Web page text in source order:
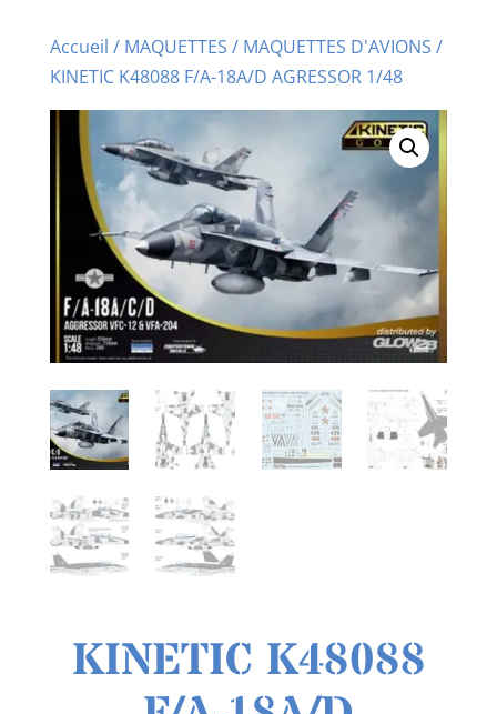
Accueil / MAQUETTES / MAQUETTES D'AVIONS /
KINETIC K48088 F/A-18A/D AGRESSOR 1/48
KINETIC K48088